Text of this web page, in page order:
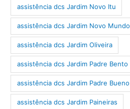
assistência dcs Jardim Novo Itu
assistência dcs Jardim Novo Mundo
assistência dcs Jardim Oliveira
assistência dcs Jardim Padre Bento
assistência dcs Jardim Padre Bueno
assistência dcs Jardim Paineiras